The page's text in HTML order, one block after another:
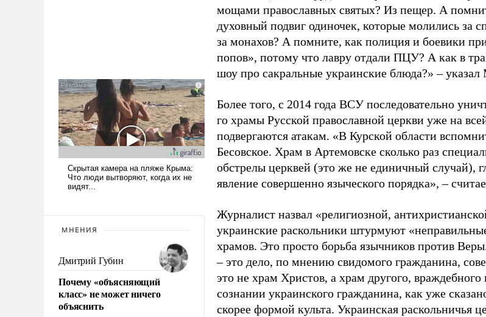
МНЕНИЯ
Дмитрий Губин
Почему «объясняющий
класс» не может ничего
объяснить
мощами православных святых? Из пещер. А
духовный подвиг одиночек, которые молились за
за монахов? А помните, как полиция и боевики
попов», потому что лавру отдали ПЦУ? А как в
шоу про сакральные украинские блюда?» – указал
Более того, с 2014 года ВСУ последовательно
го храмы Русской православной церкви уже на
подвергаются атакам. «В Курской области
Бесовское. Храм в Артемовске сколько раз
обстрелы церквей (это же не единичный случай),
явление совершенно языческого порядка», –
Журналист назвал «религиозной,
украинские раскольники штурмуют
храмов. Это просто борьба язычников против
– это дело, по мнению свидомого гражданина,
это не храм Христов, а храм другого,
сознании украинского гражданина, как уже
скорее формой культа. Украинская раскольничья